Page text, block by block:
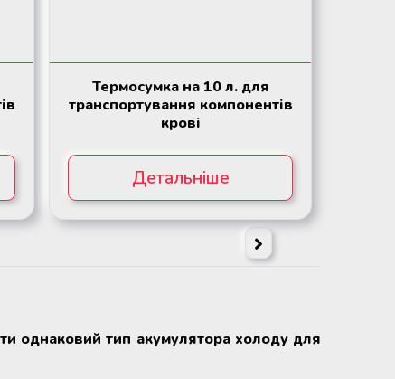
Термосумка на 10 л. для
транспортування компонентів
крові
Детальніше
однаковий тип акумулятора холоду для